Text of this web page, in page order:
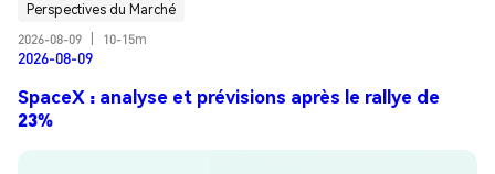
Perspectives du Marché
2026-08-09
10-15m
2026-08-09
SpaceX : analyse et prévisions après le rallye de
23%